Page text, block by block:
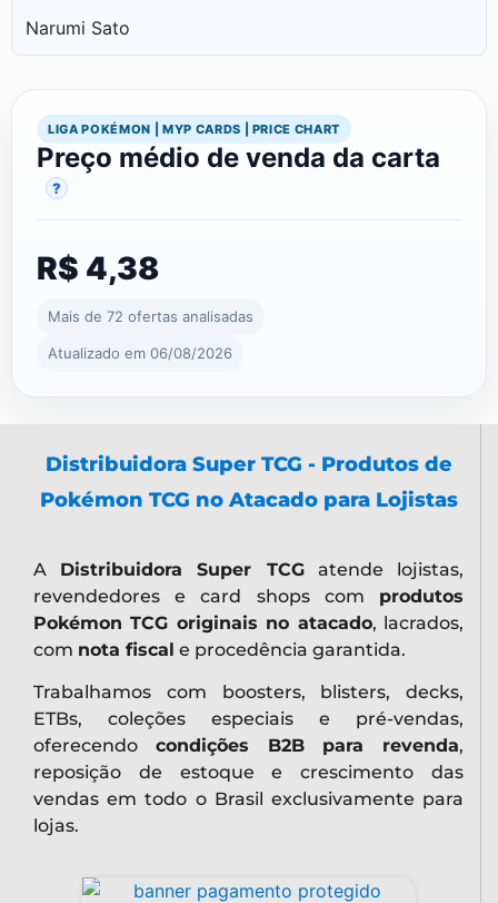
Narumi Sato
LIGA POKÉMON | MYP CARDS | PRICE CHART
Preço médio de venda da carta
?
R$ 4,38
Mais de 72 ofertas analisadas
Atualizado em 06/08/2026
Distribuidora Super TCG - Produtos de
Pokémon TCG no Atacado para Lojistas
A Distribuidora Super TCGatende lojistas,
revendedores e card shops com produtos
Pokémon TCG originais no atacado, lacrados,
com nota fiscal e procedência garantida.
Trabalhamos com boosters, blisters, decks,
ETBs, coleções especiais e pré-vendas,
oferecendo condições B2B para revenda,
reposição de estoque e crescimento das
vendas em todo o Brasil exclusivamente para
lojas.